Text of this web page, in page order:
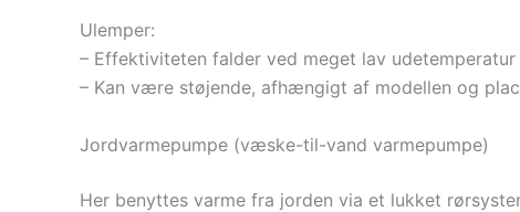
Ulemper:
– Effektiviteten falder ved meget lav udetemperatur
– Kan være støjende, afhængigt af modellen og
Jordvarmepumpe (væske-til-vand varmepumpe)
Her benyttes varme fra jorden via et lukket